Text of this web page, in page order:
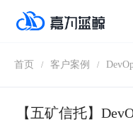
首页 / 客户案例 /
【五矿信托】